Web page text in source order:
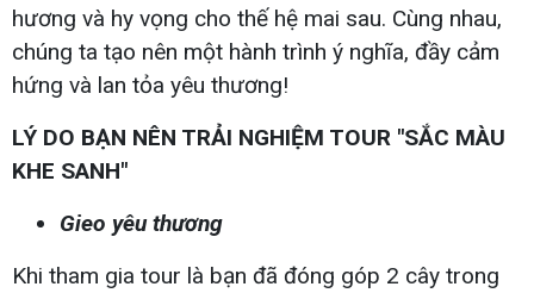
hương và hy vọng cho thế hệ mai sau. Cùng nhau,
chúng ta tạo nên một hành trình ý nghĩa, đầy cảm
hứng và lan tỏa yêu thương!
LÝ DO BẠN NÊN TRẢI NGHIỆM TOUR "SẮC MÀU
KHE SANH"
Gieo yêu thương
Khi tham gia tour là bạn đã đóng góp 2 cây trong